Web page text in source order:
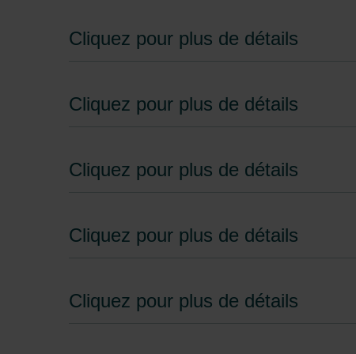
Cliquez pour plus de détails
Cliquez pour plus de détails
Cliquez pour plus de détails
Cliquez pour plus de détails
Cliquez pour plus de détails